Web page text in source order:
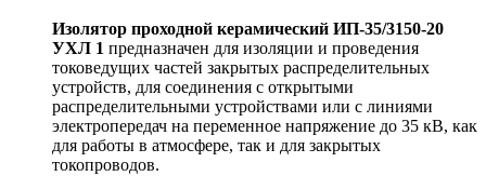
Изолятор проходной керамический ИП-35/3150-20
УХЛ 1 предназначен для изоляции и проведения
токоведущих частей закрытых распределительных
устройств, для соединения с открытыми
распределительными устройствами или с линиями
электропередач на переменное напряжение до 35 кВ, как
для работы в атмосфере, так и для закрытых
токопроводов.